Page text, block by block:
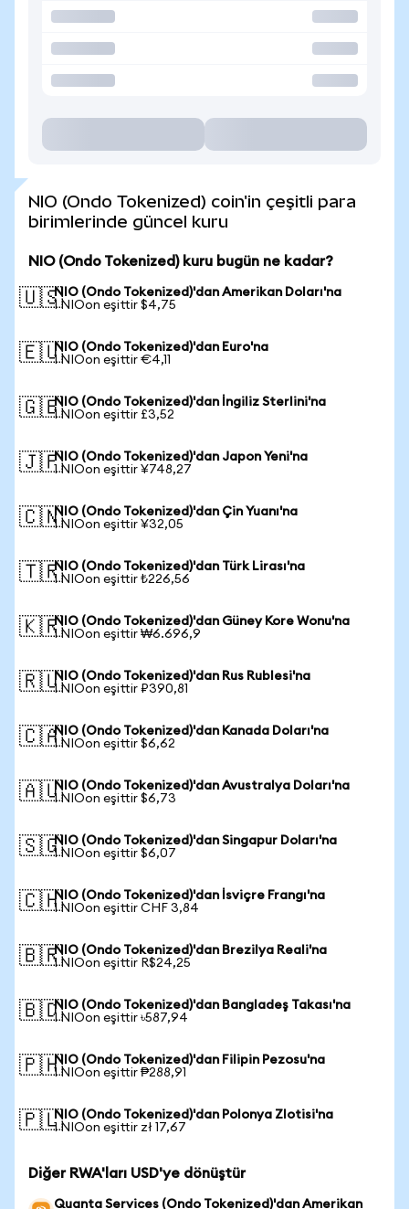
NIO (Ondo Tokenized) coin'in çeşitli para
birimlerinde güncel kuru
NIO (Ondo Tokenized) kuru bugün ne kadar?
🇺🇸NIO (Ondo Tokenized)'dan Amerikan Doları'na
1 NIOon eşittir $4,75
🇪🇺NIO (Ondo Tokenized)'dan Euro'na
1 NIOon eşittir €4,11
🇬🇧NIO (Ondo Tokenized)'dan İngiliz Sterlini'na
1 NIOon eşittir £3,52
🇯🇵NIO (Ondo Tokenized)'dan Japon Yeni'na
1 NIOon eşittir ¥748,27
🇨🇳NIO (Ondo Tokenized)'dan Çin Yuanı'na
1 NIOon eşittir ¥32,05
🇹🇷NIO (Ondo Tokenized)'dan Türk Lirası'na
1 NIOon eşittir ₺226,56
🇰🇷NIO (Ondo Tokenized)'dan Güney Kore Wonu'na
1 NIOon eşittir ₩6.696,9
🇷🇺NIO (Ondo Tokenized)'dan Rus Rublesi'na
1 NIOon eşittir ₽390,81
🇨🇦NIO (Ondo Tokenized)'dan Kanada Doları'na
1 NIOon eşittir $6,62
🇦🇺NIO (Ondo Tokenized)'dan Avustralya Doları'na
1 NIOon eşittir $6,73
🇸🇬NIO (Ondo Tokenized)'dan Singapur Doları'na
1 NIOon eşittir $6,07
🇨🇭NIO (Ondo Tokenized)'dan İsviçre Frangı'na
1 NIOon eşittir CHF 3,84
🇧🇷NIO (Ondo Tokenized)'dan Brezilya Reali'na
1 NIOon eşittir R$24,25
🇧🇩NIO (Ondo Tokenized)'dan Bangladeş Takası'na
1 NIOon eşittir ৳587,94
🇵🇭NIO (Ondo Tokenized)'dan Filipin Pezosu'na
1 NIOon eşittir ₱288,91
🇵🇱NIO (Ondo Tokenized)'dan Polonya Zlotisi'na
1 NIOon eşittir zł 17,67
Diğer RWA'ları USD'ye dönüştür
Quanta Services (Ondo Tokenized)'dan Amerikan